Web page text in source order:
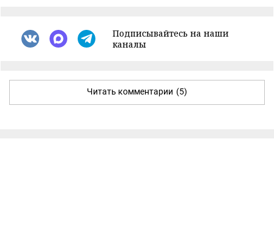
Подписывайтесь на наши
каналы
Читать комментарии (5)